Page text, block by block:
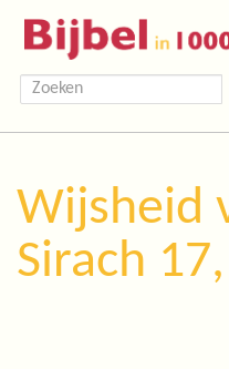
Wijsheid
Sirach